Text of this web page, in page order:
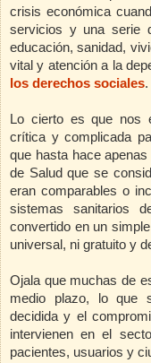
crisis económica
servicios y una serie
educación, sanidad,
vital y atención a la
los derechos sociales.
Lo cierto es que nos
crítica y complicada
que hasta hace
de Salud que se
eran comparables o
sistemas sanitarios
convertido en un
universal, ni gratuito y
Ojala que muchas de
medio plazo, lo que
decidida y el
intervienen en el
pacientes, usuarios y